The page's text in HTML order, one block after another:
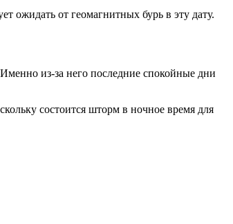
ожидать от геомагнитных бурь в эту дату.
из-за него последние спокойные дни
состоится шторм в ночное время для